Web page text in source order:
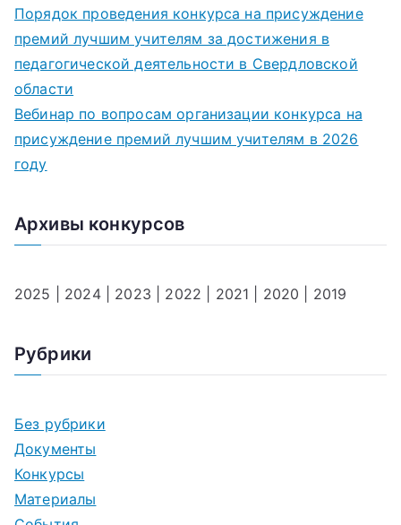
Порядок проведения конкурса на присуждение
премий лучшим учителям за достижения в
педагогической деятельности в Свердловской
области
Вебинар по вопросам организации конкурса на
присуждение премий лучшим учителям в 2026
году
Архивы конкурсов
2025 2024 2023 2022 2021 2020 2019
Рубрики
Без рубрики
Документы
Конкурсы
Материалы